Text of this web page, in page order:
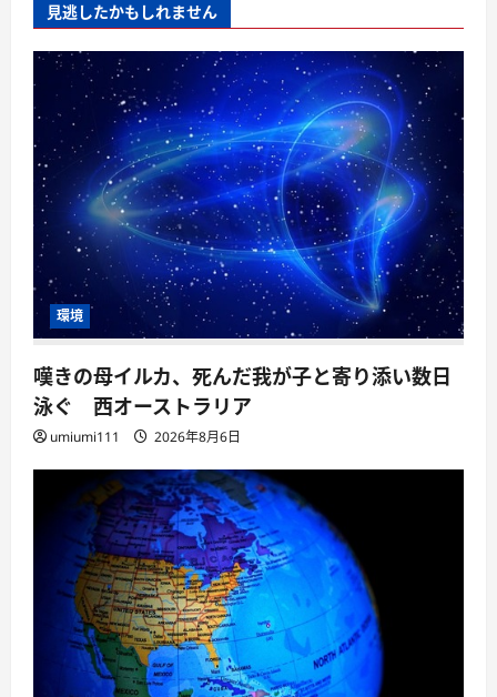
見逃したかもしれません
環境
嘆きの母イルカ、死んだ我が子と寄り添い数日
泳ぐ 西オーストラリア
umiumi111 2026年8月6日